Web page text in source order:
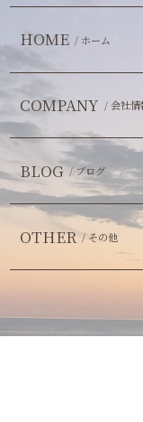
HOME / ホーム
COMPANY / 会社情
BLOG / ブログ
OTHER / その他